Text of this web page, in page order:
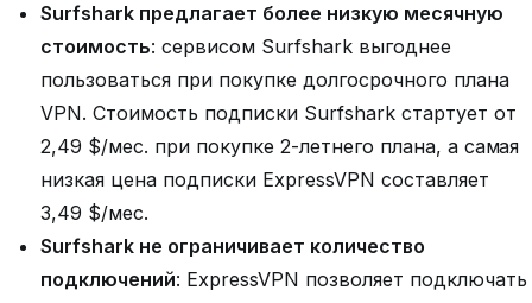
Surfshark предлагает более низкую месячную
стоимость: сервисом Surfshark выгоднее
пользоваться при покупке долгосрочного плана
VPN. Стоимость подписки Surfshark стартует от
2,49 $/мес. при покупке 2-летнего плана, а самая
низкая цена подписки ExpressVPN составляет
3,49 $/мес.
Surfshark не ограничивает количество
подключений: ExpressVPN позволяет подключать